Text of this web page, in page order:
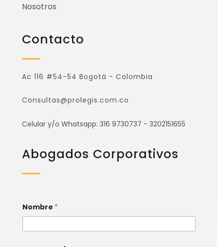
Nosotros
Contacto
Ac 116 #54-54 Bogotá - Colombia
Consultas@prolegis.com.co
Celular y/o Whatsapp: 316 9730737 - 3202151655
Abogados Corporativos
Nombre *